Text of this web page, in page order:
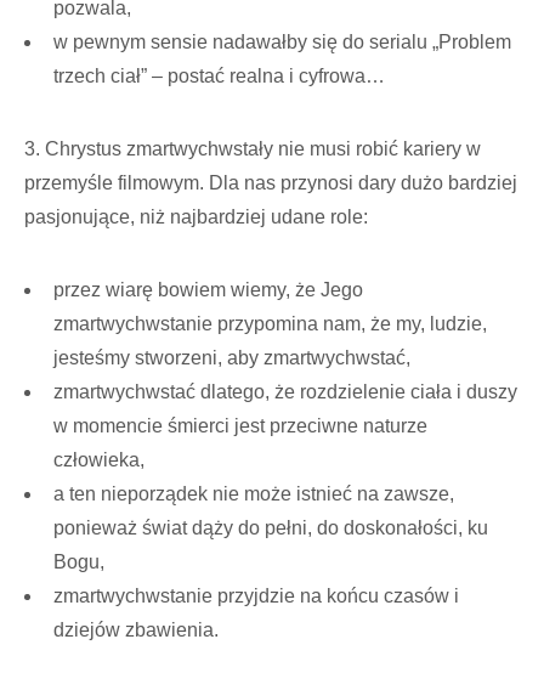
pozwala,
w pewnym sensie nadawałby się do serialu „Problem
trzech ciał” – postać realna i cyfrowa…
3. Chrystus zmartwychwstały nie musi robić kariery w
przemyśle filmowym. Dla nas przynosi dary dużo bardziej
pasjonujące, niż najbardziej udane role:
przez wiarę bowiem wiemy, że Jego
zmartwychwstanie przypomina nam, że my, ludzie,
jesteśmy stworzeni, aby zmartwychwstać,
zmartwychwstać dlatego, że rozdzielenie ciała i duszy
w momencie śmierci jest przeciwne naturze
człowieka,
a ten nieporządek nie może istnieć na zawsze,
ponieważ świat dąży do pełni, do doskonałości, ku
Bogu,
zmartwychwstanie przyjdzie na końcu czasów i
dziejów zbawienia.